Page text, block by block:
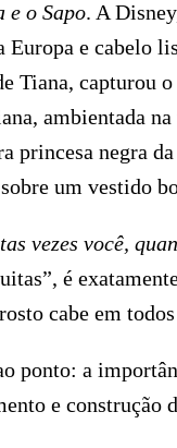
e o Sapo. A
Europa e cabelo
Tiana, capturou
ambientada
princesa negra
um vestido
vezes você,
é
cabe em
ponto: a
e construção